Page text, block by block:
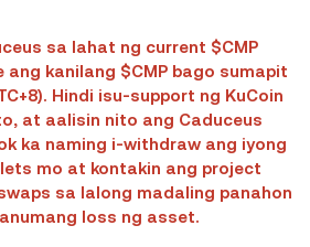
sa lahat ng current $CMP
ang kanilang $CMP bago sumapit
Hindi isu-support ng KuCoin
at aalisin nito ang Caduceus
ka naming i-withdraw ang iyong
mo at kontakin ang project
sa lalong madaling panahon
loss ng asset.